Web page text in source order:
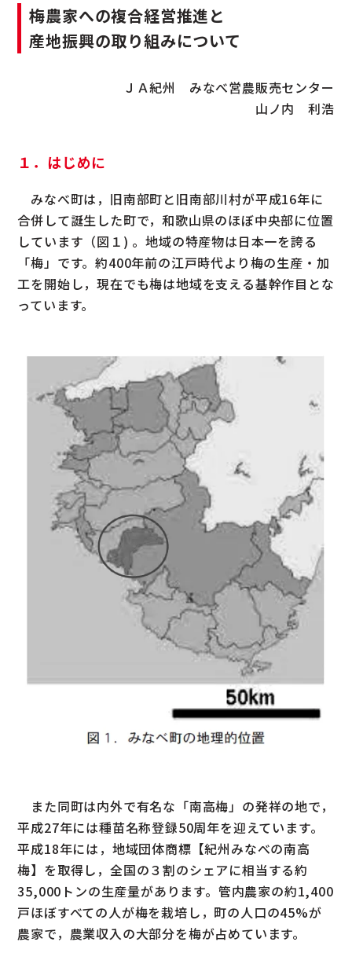
梅農家への複合経営推進と
産地振興の取り組みについて
ＪＡ紀州 みなべ営農販売センター
山ノ内 利浩
１．はじめに
みなべ町は，旧南部町と旧南部川村が平成16年に
合併して誕生した町で，和歌山県のほぼ中央部に位置
しています（図１) 。地域の特産物は日本一を誇る
「梅」です。約400年前の江戸時代より梅の生産・加
工を開始し，現在でも梅は地域を支える基幹作目とな
っています。
また同町は内外で有名な「南高梅」の発祥の地で，
平成27年には種苗名称登録50周年を迎えています。
平成18年には，地域団体商標【紀州みなべの南高
梅】を取得し，全国の３割のシェアに相当する約
35,000トンの生産量があります。管内農家の約1,400
戸ほぼすべての人が梅を栽培し，町の人口の45%が
農家で，農業収入の大部分を梅が占めています。